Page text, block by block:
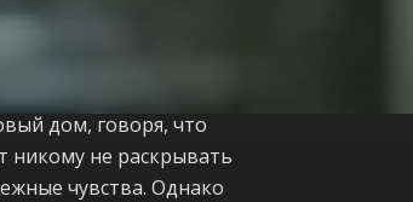
дом, говоря, что
никому не раскрывать
чувства. Однако